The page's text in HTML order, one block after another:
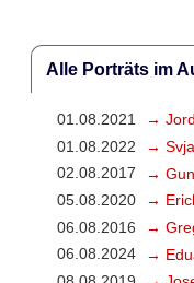
Alle Porträts im
01.08.2021
→
01.08.2022
→
02.08.2017
→
05.08.2020
→
06.08.2016
→
06.08.2024
→